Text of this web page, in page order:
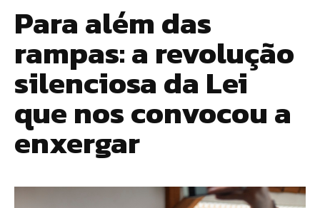
Para além das
rampas: a revolução
silenciosa da Lei
que nos convocou a
enxergar